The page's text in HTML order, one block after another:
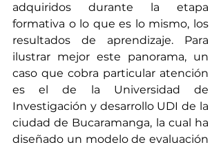
adquiridos durante la etapa
formativa o lo que es lo mismo, los
resultados de aprendizaje. Para
ilustrar mejor este panorama, un
caso que cobra particular atención
es el de la Universidad de
Investigación y desarrollo UDI de la
ciudad de Bucaramanga, la cual ha
diseñado un modelo de evaluación